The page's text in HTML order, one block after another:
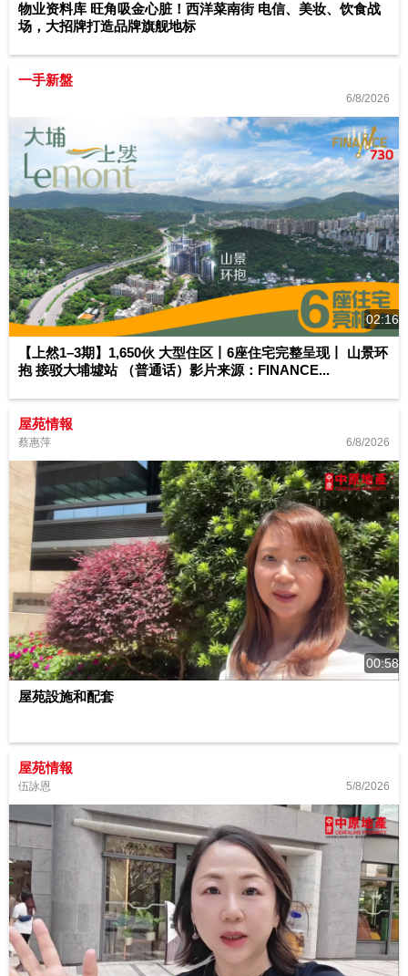
物业资料库 旺角吸金心脏！西洋菜南街 电信、美妆、饮食战
场，大招牌打造品牌旗舰地标
一手新盤
6/8/2026
02:16
【上然1–3期】1,650伙 大型住区丨6座住宅完整呈现丨 山景环
抱 接驳大埔墟站 （普通话）影片来源：FINANCE...
屋苑情報
蔡惠萍 6/8/2026
00:58
屋苑設施和配套
屋苑情報
伍詠恩 5/8/2026